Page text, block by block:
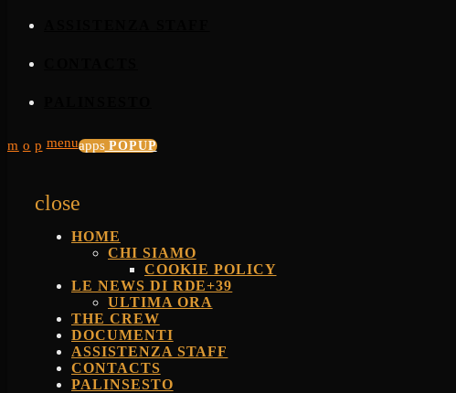
menuappsPOPUP
close
HOME
CHI SIAMO
COOKIE POLICY
LE NEWS DI RDE+39
ULTIMA ORA
THE CREW
DOCUMENTI
ASSISTENZA STAFF
CONTACTS
PALINSESTO